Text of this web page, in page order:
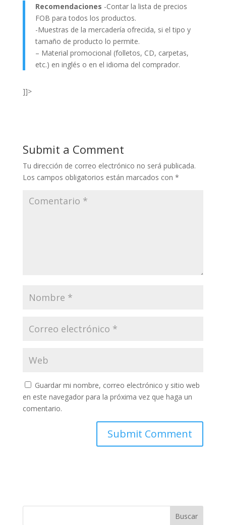
Recomendaciones -Contar la lista de precios
FOB para todos los productos.
-Muestras de la mercadería ofrecida, si el tipo y
tamaño de producto lo permite.
– Material promocional (folletos, CD, carpetas,
etc.) en inglés o en el idioma del comprador.
]]>
Submit a Comment
Tu dirección de correo electrónico no será publicada.
Los campos obligatorios están marcados con *
Guardar mi nombre, correo electrónico y sitio web
en este navegador para la próxima vez que haga un
comentario.
Buscar